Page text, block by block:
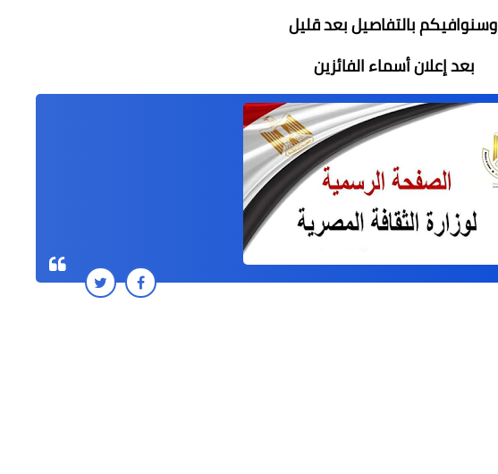
وسنوافيكم بالتفاصيل بعد قليل
بعد إعلان أسماء الفائزين